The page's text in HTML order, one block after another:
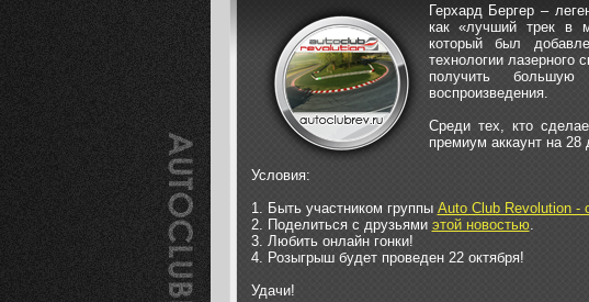
Герхард Бергер –
как «лучший трек в
который был
технологии лазерного
получить
воспроизведения.
Среди тех, кто
премиум аккаунт на 28
Условия:
1. Быть участником группы Auto Club Revolution -
2. Поделиться с друзьями этой новостью.
3. Любить онлайн гонки!
4. Розыгрыш будет проведен 22 октября!
Удачи!